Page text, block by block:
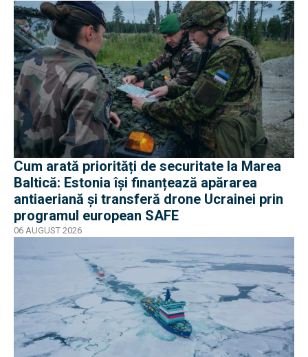
Cum arată priorități de securitate la Marea
Baltică: Estonia își finanțează apărarea
antiaeriană și transferă drone Ucrainei prin
programul european SAFE
06 AUGUST 2026